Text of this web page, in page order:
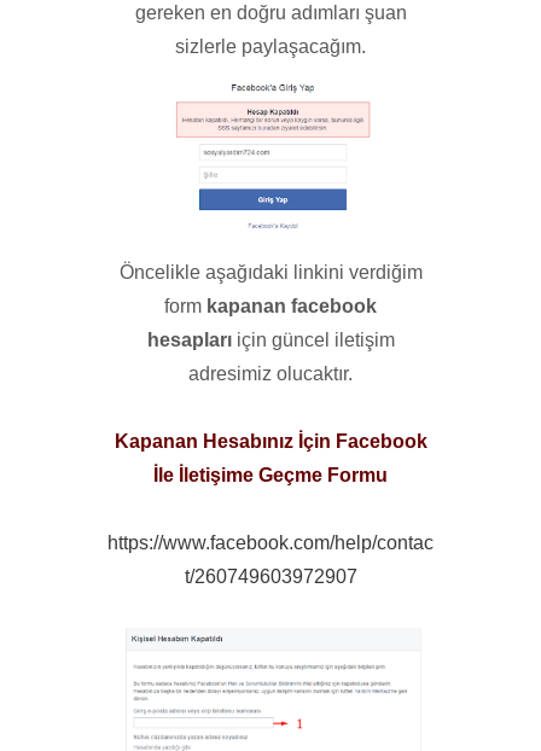
gereken en doğru adımları şuan
sizlerle paylaşacağım.
Öncelikle aşağıdaki linkini verdiğim
form kapanan facebook
hesaplarıiçin güncel iletişim
adresimiz olucaktır.
Kapanan Hesabınız İçin Facebook
İle İletişime Geçme Formu
https://www.facebook.com/help/contac
t/260749603972907